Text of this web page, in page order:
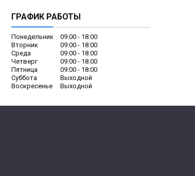
ГРАФИК РАБОТЫ
Понедельник 09:00
18:00
Вторник
09:00
18:00
Среда
09:00
18:00
Четверг
09:00
18:00
Пятница
09:00
18:00
Суббота
Выходной
Воскресенье
Выходной